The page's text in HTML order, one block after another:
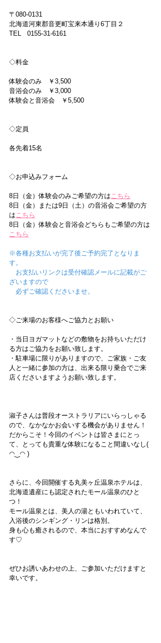
〒080-0131
北海道河東郡音更町宝来本通り6丁目２
TEL   0155-31-6161
◇料金
体験会のみ　￥3,500
音浴会のみ　￥3,000
体験会と音浴会　￥5,500
◇定員
各先着15名
◇お申込みフォーム
8日（金）体験会のみご希望の方はこちら
8日（金）または9日（土）の音浴会ご希望の方
はこちら
8日（金）体験会と音浴会どちらもご希望の方は
こちら
※各種お支払いが完了後ご予約完了となりま
す。
お支払いリンクは受付確認メールに記載がご
ざいますので
必ずご確認くださいませ。
◇ご来場のお客様へご協力とお願い
・当日ヨガマットなどの敷物をお持ちいただけ
る方はご協力をお願い致します。
・駐車場に限りがありますので、ご家族・ご友
人と一緒に参加の方は、出来る限り乗合でご来
店くださいますようお願い致します。
淑子さんは普段オーストラリアにいらっしゃる
ので、なかなかお会いする機会がありません！
だからこそ！今回のイベントは皆さまにとっ
て、とっても貴重な体験になること間違いなし(
◠‿◠ )
さらに、今回開催する丸美ヶ丘温泉ホテルは、
北海道遺産にも認定されたモール温泉のひと
つ！
モール温泉とは、美人の湯ともいわれていて、
入浴後のシンギング・リンは格別。
身も心も癒されるので、本当におすすめなんで
す♡
ぜひお誘いあわせの上、ご参加いただけますと
幸いです。